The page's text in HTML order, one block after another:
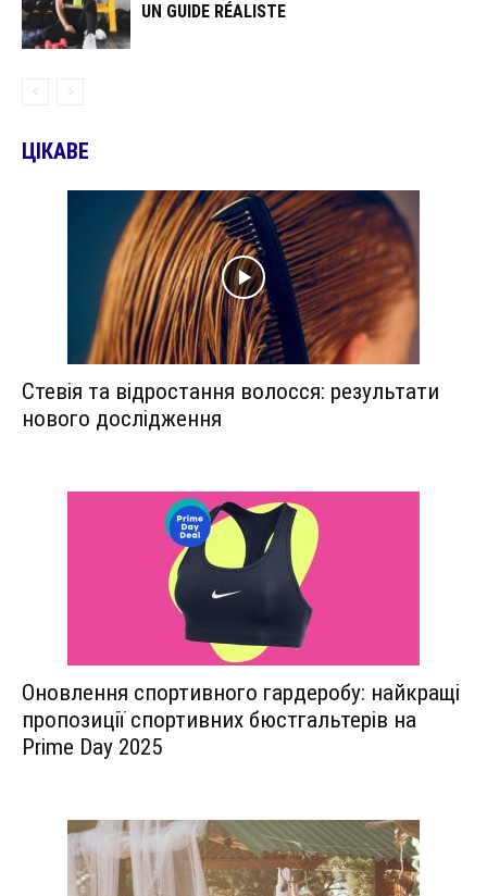
UN GUIDE RÉALISTE
ЦІКАВЕ
Стевія та відростання волосся: результати
нового дослідження
Оновлення спортивного гардеробу: найкращі
пропозиції спортивних бюстгальтерів на
Prime Day 2025